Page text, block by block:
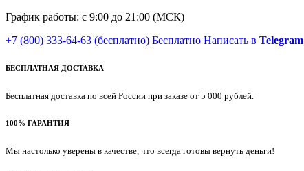
График работы: с 9:00 до 21:00 (МСК)
+7 (800) 333-64-63 (бесплатно) Бесплатно Написать в Telegram
БЕСПЛАТНАЯ ДОСТАВКА
Бесплатная доставка по всей России при заказе от 5 000 рублей.
100% ГАРАНТИЯ
Мы настолько уверены в качестве, что всегда готовы вернуть деньги!